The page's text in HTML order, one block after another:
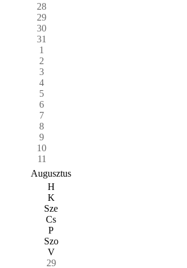
28
29
30
31
1
2
3
4
5
6
7
8
9
10
11
Augusztus
H
K
Sze
Cs
P
Szo
V
29